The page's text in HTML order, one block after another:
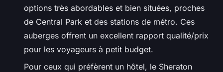
options très abordables et bien situées, proches
de Central Park et des stations de métro. Ces
auberges offrent un excellent rapport qualité/prix
pour les voyageurs à petit budget.
Pour ceux qui préfèrent un hôtel, le Sheraton